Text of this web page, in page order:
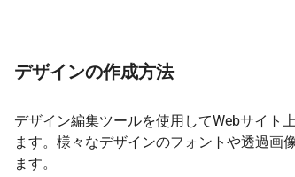
デザインの作成方法
デザイン編集ツールを使用してWebサイト
ます。様々なデザインのフォントや透過画
ます。